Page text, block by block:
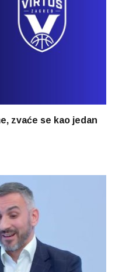
zvaće se kao jedan